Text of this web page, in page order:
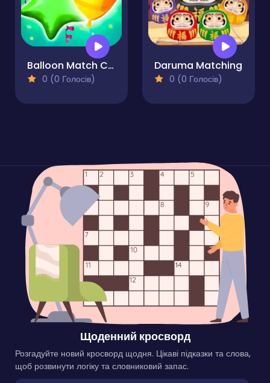
Balloon Match Color Match
0 (0 Голосів)
Daruma Matching
0 (0 Голосів)
Щоденний кросворд
Розгадуйте новий кросворд щодня. Цікаві підказки та слова,
щоб розвинути логіку та словниковий запас.